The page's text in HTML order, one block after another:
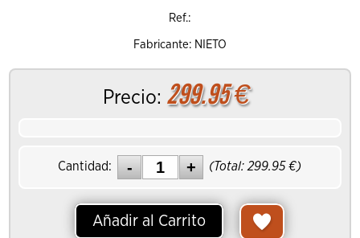
Ref.:
Fabricante: NIETO
Precio: 299.95€
Cantidad: (Total:299.95 €)
Añadir al Carrito